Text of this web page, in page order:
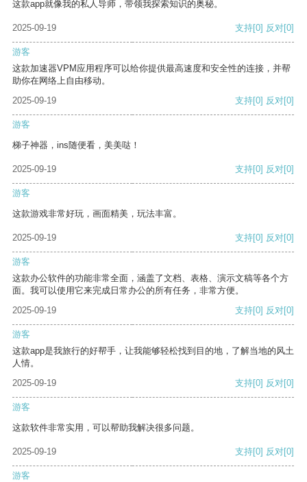
这款app就像我的私人导师，带领我探索知识的奥秘。
2025-09-19 支持[0] 反对[0]
游客
这款加速器VPM应用程序可以给你提供最高速度和安全性的连接，并帮
助你在网络上自由移动。
2025-09-19
支持[0] 反对[0]
游客
梯子神器，ins随便看，美美哒！
2025-09-19 支持[0] 反对[0]
游客
这款游戏非常好玩，画面精美，玩法丰富。
2025-09-19 支持[0] 反对[0]
游客
这款办公软件的功能非常全面，涵盖了文档、表格、演示文稿等各个方
面。我可以使用它来完成日常办公的所有任务，非常方便。
2025-09-19
支持[0] 反对[0]
游客
这款app是我旅行的好帮手，让我能够轻松找到目的地，了解当地的风土
人情。
2025-09-19
支持[0] 反对[0]
游客
这款软件非常实用，可以帮助我解决很多问题。
2025-09-19 支持[0] 反对[0]
游客